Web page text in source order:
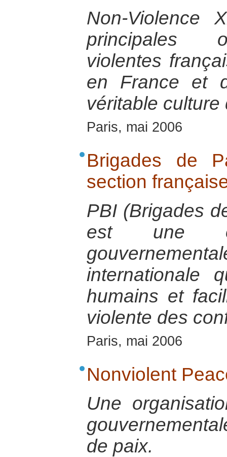
Non-Violence
principales
violentes
en France et
véritable
Paris, mai 2006
Brigades de
section
PBI (Brigades
est une
internationale
humains et
violente des
Paris, mai 2006
Nonviolent
Une
de paix.